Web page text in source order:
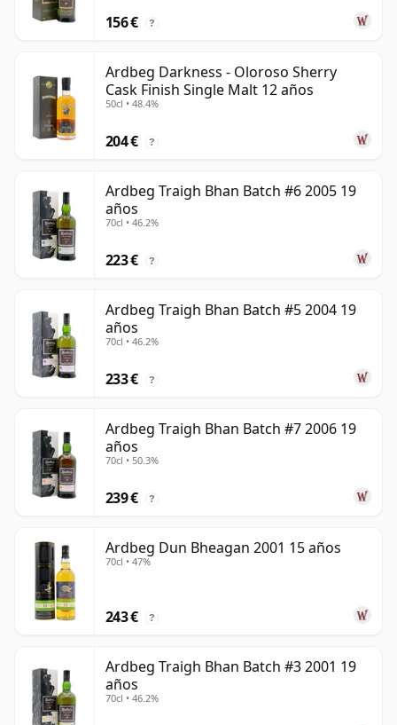
156 € ?
Ardbeg Darkness - Oloroso Sherry
Cask Finish Single Malt 12 años
50cl • 48.4%
204 € ?
Ardbeg Traigh Bhan Batch #6 2005 19
años
70cl • 46.2%
223 € ?
Ardbeg Traigh Bhan Batch #5 2004 19
años
70cl • 46.2%
233 € ?
Ardbeg Traigh Bhan Batch #7 2006 19
años
70cl • 50.3%
239 € ?
Ardbeg Dun Bheagan 2001 15 años
70cl • 47%
243 € ?
Ardbeg Traigh Bhan Batch #3 2001 19
años
70cl • 46.2%